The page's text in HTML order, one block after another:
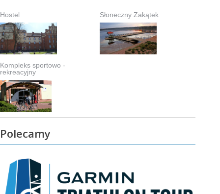
Hostel Słoneczny Zakątek
Kompleks sportowo -
rekreacyjny
Polecamy